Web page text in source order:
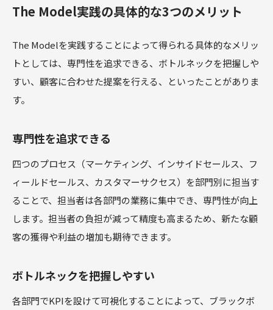
The Model実践の具体的な3つのメリット
The Modelを実践することによって得られる具体的なメリッ
トとしては、専門性を追求できる、ボトルネックを把握しや
すい、顧客に合わせた提案を行える、といったことがありま
す。
専門性を追求できる
四つのプロセス（マーケティング、インサイドセールス、フ
ィールドセールス、カスタマーサクセス）を部門別に担当す
ることで、担当者は各部門の業務に集中でき、専門性が向上
します。担当者の負担が減って精度も高まるため、新たな顧
客の獲得や利益の増加も期待できます。
ボトルネックを把握しやすい
各部門でKPIを設けて可視化することによって、ブラックボ